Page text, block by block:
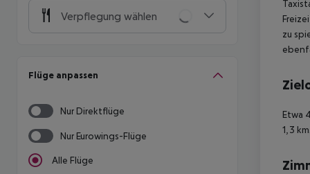
Verpflegung wählen
Flüge anpassen
Nur Direktflüge
Nur Eurowings-Flüge
Alle Flüge
zu
Etwa
1,3